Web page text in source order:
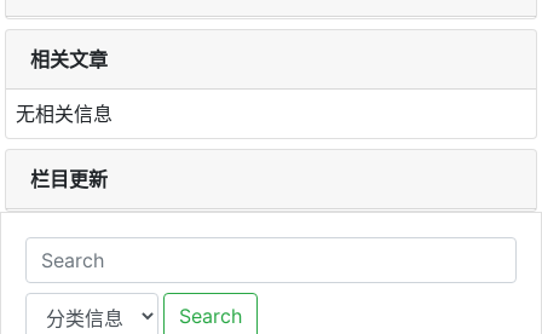
相关文章
无相关信息
栏目更新
Search